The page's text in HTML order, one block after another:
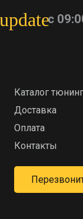
updateс
Каталог
Доставка
Оплата
Контакты